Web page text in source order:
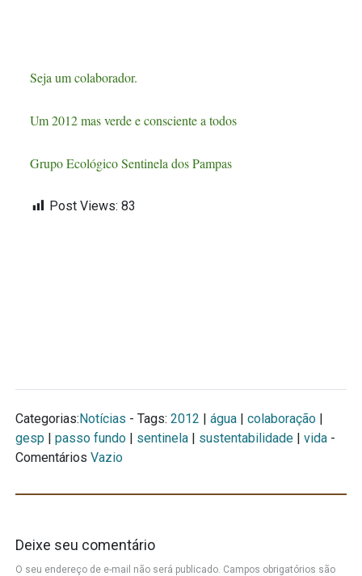
Seja um colaborador.
Um 2012 mas verde e consciente a todos
Grupo Ecológico Sentinela dos Pampas
Post Views: 83
Categorias:Notícias - Tags: 2012 | água | colaboração |
gesp | passo fundo | sentinela | sustentabilidade | vida-
Comentários Vazio
Deixe seu comentário
O seu endereço de e-mail não será publicado. Campos obrigatórios são